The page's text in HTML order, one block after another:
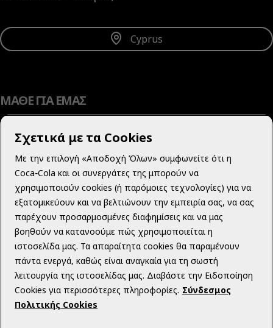
Cyprus
ΜΑΘΕ ΓΙΑ ΕΜΑΣ
ΜΑΘΕ ΠΕΡΙΣΣΟΤΕΡΑ
ΝΟΜΙΚΟ ΠΕΡΙΕΧΟΜΕΝΟ
FacebookInstagram
Youtube
Σχετικά με τα Cookies
Με την επιλογή «Αποδοχή Όλων» συμφωνείτε ότι η
Coca‑Cola και οι συνεργάτες της μπορούν να
χρησιμοποιούν cookies (ή παρόμοιες τεχνολογίες) για να
εξατομικεύουν και να βελτιώνουν την εμπειρία σας, να σας
παρέχουν προσαρμοσμένες διαφημίσεις και να μας
βοηθούν να κατανοούμε πώς χρησιμοποιείται η
ιστοσελίδα μας. Τα απαραίτητα cookies θα παραμένουν
πάντα ενεργά, καθώς είναι αναγκαία για τη σωστή
λειτουργία της ιστοσελίδας μας. Διαβάστε την Ειδοποίηση
Cookies για περισσότερες πληροφορίες. Σύνδεσμος
Πολιτικής Cookies